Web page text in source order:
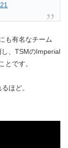
も有名なチーム
し、TSMのImperial
とです。
ほど。